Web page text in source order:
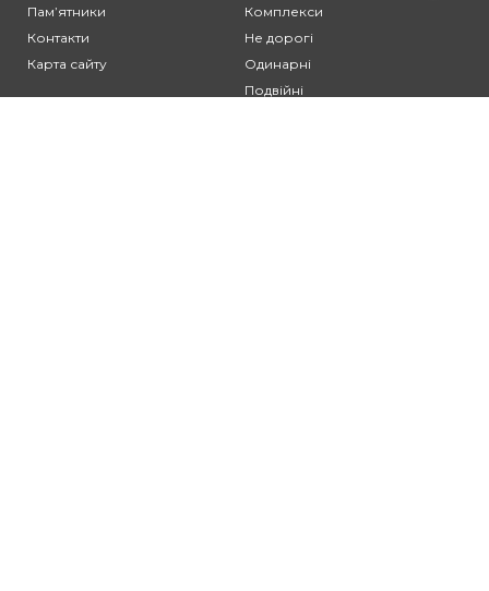
Памʼятники
Контакти
Карта сайту
Комплекси
Не дорогі
Одинарні
Подвійні